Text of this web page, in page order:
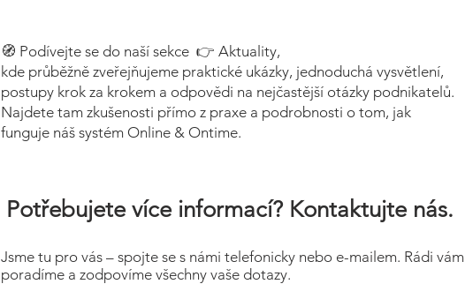
🧭 Podívejte se do naší sekce 👉 Aktuality,
kde průběžně zveřejňujeme praktické ukázky, jednoduchá vysvětlení,
postupy krok za krokem a odpovědi na nejčastější otázky podnikatelů.
Najdete tam zkušenosti přímo z praxe a podrobnosti o tom, jak
funguje náš systém Online & Ontime.
Potřebujete více informací? Kontaktujte nás.
Jsme tu pro vás – spojte se s námi telefonicky nebo e-mailem. Rádi vám
poradíme a zodpovíme všechny vaše dotazy.